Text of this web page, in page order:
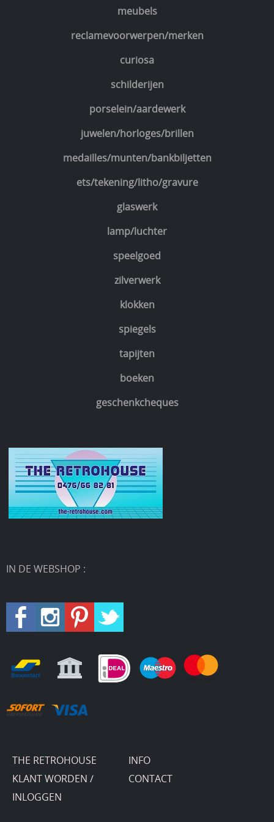
meubels
reclamevoorwerpen/merken
curiosa
schilderijen
porselein/aardewerk
juwelen/horloges/brillen
medailles/munten/bankbiljetten
ets/tekening/litho/gravure
glaswerk
lamp/luchter
speelgoed
zilverwerk
klokken
spiegels
tapijten
boeken
geschenkcheques
IN DE WEBSHOP :
THE RETROHOUSE
INFO
KLANT WORDEN /
INLOGGEN
CONTACT